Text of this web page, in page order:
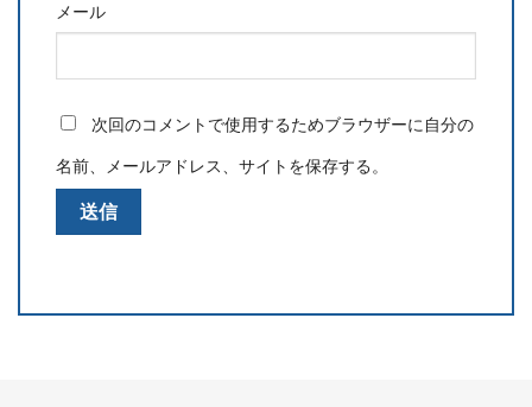
メール
次回のコメントで使用するためブラウザーに自分の
名前、メールアドレス、サイトを保存する。